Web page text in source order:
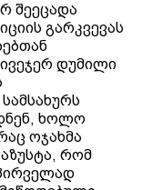
შეეცადა
გარკვევას
დუმილი
ხოლო
ოჯახმა
რომ